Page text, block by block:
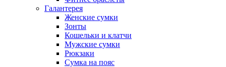
Галантерея
Женские сумки
Зонты
Кошельки и клатчи
Мужские сумки
Рюкзаки
Сумка на пояс